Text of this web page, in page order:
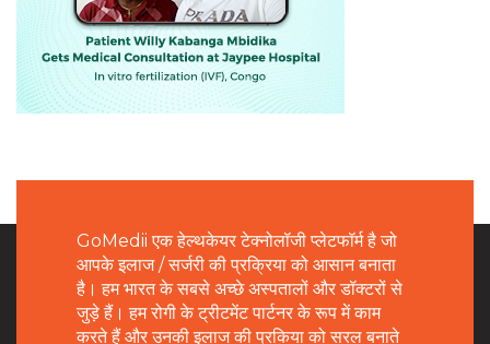
GoMedii एक हेल्थकेयर टेक्नोलॉजी प्लेटफॉर्म है जो
आपके इलाज / सर्जरी की प्रक्रिया को आसान बनाता
है। हम भारत के सबसे अच्छे अस्पतालों और डॉक्टरों से
जुड़े हैं। हम रोगी के ट्रीटमेंट पार्टनर के रूप में काम
करते हैं और उनकी इलाज की प्रकिया को सरल बनाते